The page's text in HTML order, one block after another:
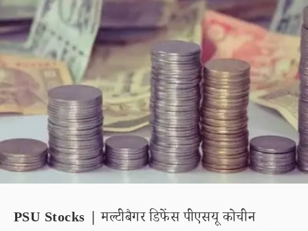
PSU Stocks | मल्टीबैगर डिफेंस पीएसयू कोचीन